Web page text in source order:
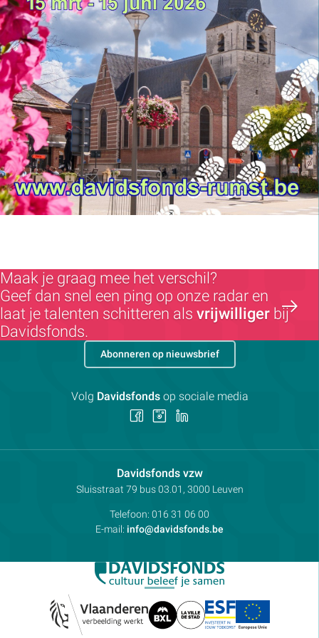
Maak je graag mee het verschil?
Geef dan snel een ping op onze radar en
laat je talenten schitteren als vrijwilliger bij
Davidsfonds.
Davidsfonds vzwContactpersoon:
Adres:
Sluisstraat 79 bus 03.01, 3000 Leuven
Telefoon: 016 31 06 00
E-mail: info@davidsfonds.be
Abonneren op nieuwsbrief
Volg Davidsfondsop sociale media
Volg Volg